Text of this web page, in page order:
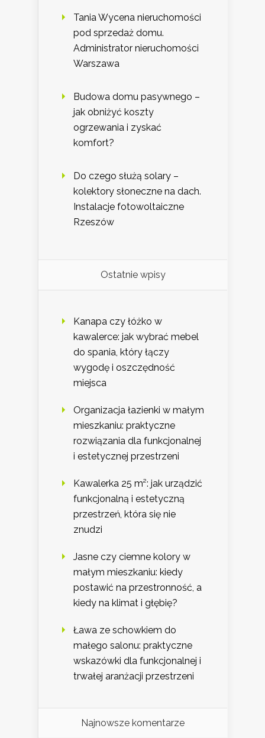
Tania Wycena nieruchomości
pod sprzedaż domu.
Administrator nieruchomości
Warszawa
Budowa domu pasywnego –
jak obniżyć koszty
ogrzewania i zyskać
komfort?
Do czego służą solary –
kolektory słoneczne na dach.
Instalacje fotowoltaiczne
Rzeszów
Ostatnie wpisy
Kanapa czy łóżko w
kawalerce: jak wybrać mebel
do spania, który łączy
wygodę i oszczędność
miejsca
Organizacja łazienki w małym
mieszkaniu: praktyczne
rozwiązania dla funkcjonalnej
i estetycznej przestrzeni
Kawalerka 25 m²: jak urządzić
funkcjonalną i estetyczną
przestrzeń, która się nie
znudzi
Jasne czy ciemne kolory w
małym mieszkaniu: kiedy
postawić na przestronność, a
kiedy na klimat i głębię?
Ława ze schowkiem do
małego salonu: praktyczne
wskazówki dla funkcjonalnej i
trwałej aranżacji przestrzeni
Najnowsze komentarze